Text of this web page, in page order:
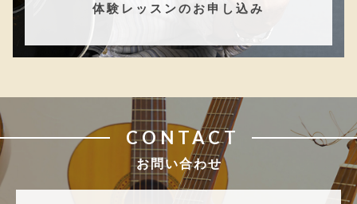
体験レッスンのお申し込み
CONTACT
お問い合わせ